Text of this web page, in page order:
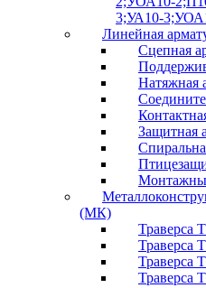
3;УА10-
Линейная
Сцепная
Натяжная
Защитная
(МК)
Траверса
Траверса
Траверса
Траверса